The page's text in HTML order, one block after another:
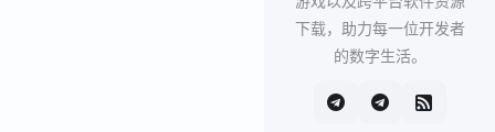
下载，助力每一位开发者
的数字生活。